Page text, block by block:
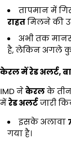
तापमान में
राहतमिलने की
अभी तक
है, लेकिन अगले
केरल में रेड अलर्ट,
IMD नेकेरलके
मेंरेड अलर्टजारी
इसके अलावा
गया है।